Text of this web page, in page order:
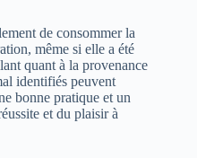
de consommer la
même si elle a été
quant à la provenance
identifiés peuvent
bonne pratique et un
et du plaisir à